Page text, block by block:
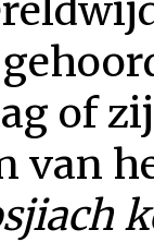
of
van